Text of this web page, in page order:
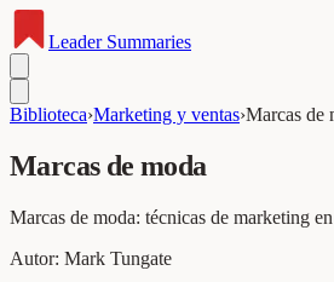
LeaderSummaries
Biblioteca›Marketing y ventas›Marcas de
Marcas de moda
Marcas de moda: técnicas de marketing
Autor: Mark Tungate